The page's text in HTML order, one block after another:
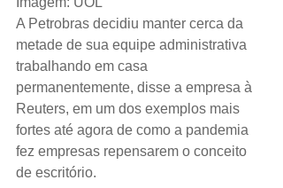
A Petrobras decidiu manter cerca da
metade de sua equipe administrativa
trabalhando em casa
permanentemente, disse a empresa à
Reuters, em um dos exemplos mais
fortes até agora de como a pandemia
fez empresas repensarem o conceito
de escritório.